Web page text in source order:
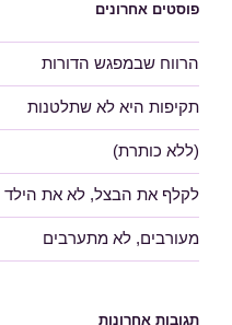
פוסטים אחרונים
הרווח שבמפגש הדורות
תקיפות היא לא שתלטנות
(ללא כותרת)
לקלף את הבצל, לא את הילד
מעורבים, לא מתערבים
תגובות אחרונות